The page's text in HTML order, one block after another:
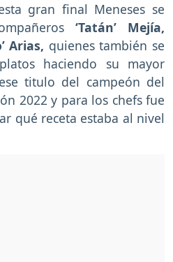
gran final Meneses se
‘Tatán’ Mejía,
Arias, quienes también se
haciendo su mayor
titulo del campeón del
2022 y para los chefs fue
qué receta estaba al nivel